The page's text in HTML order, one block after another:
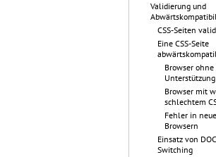
Validierung und
CSS-Seiten
Eine CSS-Seite
Browser ohne
Unterstützung
Browser mit
schlechtem
Fehler in
Browsern
Einsatz von
Switching